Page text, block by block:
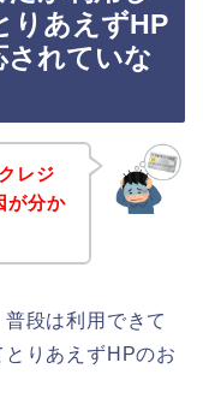
りあえずHP
されていな
レジ
が分か
段は利用できて
りあえずHPのお